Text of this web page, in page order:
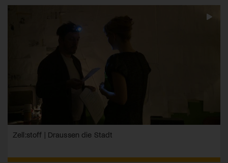
Zell:stoff | Draussen die Stadt